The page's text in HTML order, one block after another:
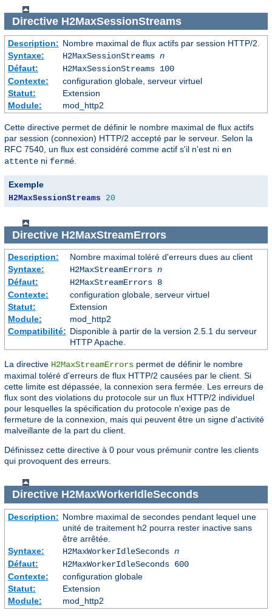
Directive H2MaxSessionStreams
Description: Nombre maximal de flux actifs par session HTTP/2.
Syntaxe:
H2MaxSessionStreams n
Défaut:
H2MaxSessionStreams 100
Contexte:
configuration globale, serveur virtuel
Statut:
Extension
Module:
mod_http2
Cette directive permet de définir le nombre maximal de flux actifs
par session (connexion) HTTP/2 accepté par le serveur. Selon la
RFC 7540, un flux est considéré comme actif s'il n'est ni en
attente ni fermé.
Exemple
H2MaxSessionStreams 20
Directive H2MaxStreamErrors
Description:
Nombre maximal toléré d'erreurs dues au client
Syntaxe:
H2MaxStreamErrors n
Défaut:
H2MaxStreamErrors 8
Contexte:
configuration globale, serveur virtuel
Statut:
Extension
Module:
mod_http2
Compatibilité: Disponible à partir de la version 2.5.1 du serveur
HTTP Apache.
La directive H2MaxStreamErrors permet de définir le nombre
maximal toléré d'erreurs de flux HTTP/2 causées par le client. Si
cette limite est dépassée, la connexion sera fermée. Les erreurs de
flux sont des violations du protocole sur un flux HTTP/2 individuel
pour lesquelles la spécification du protocole n'exige pas de
fermeture de la connexion, mais qui peuvent être un signe d'activité
malveillante de la part du client.
Définissez cette directive à 0 pour vous prémunir contre les clients
qui provoquent des erreurs.
Directive H2MaxWorkerIdleSeconds
Description: Nombre maximal de secondes pendant lequel une
unité de traitement h2 pourra rester inactive sans
être arrêtée.
Syntaxe:
H2MaxWorkerIdleSeconds n
Défaut:
H2MaxWorkerIdleSeconds 600
Contexte:
configuration globale
Statut:
Extension
Module:
mod_http2